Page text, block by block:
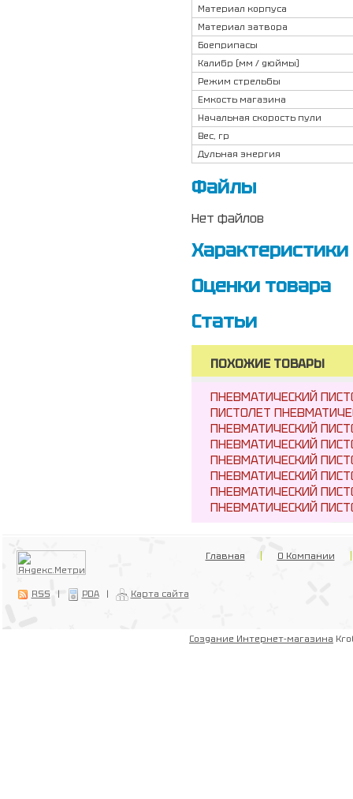
Материал корпуса
Материал затвора
Боеприпасы
Калибр (мм / дюймы)
Режим стрельбы
Емкость магазина
Начальная скорость пули
Вес, гр
Дульная энергия
Файлы
Нет файлов
Характеристики
Оценки товара
Статьи
ПОХОЖИЕ ТОВАРЫ
ПНЕВМАТИЧЕСКИЙ
ПИСТОЛЕТ
ПНЕВМАТИЧЕСКИЙ
ПНЕВМАТИЧЕСКИЙ
ПНЕВМАТИЧЕСКИЙ
ПНЕВМАТИЧЕСКИЙ
ПНЕВМАТИЧЕСКИЙ
ПНЕВМАТИЧЕСКИЙ
RSS | PDA | Карта сайта
Главная О Компании
Создание Интернет-магазина